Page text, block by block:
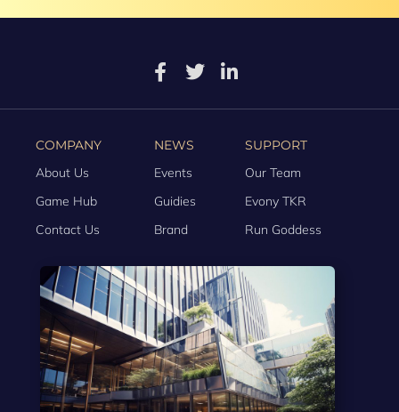
COMPANY
About Us
Game Hub
Contact Us
NEWS
Events
Guidies
Brand
SUPPORT
Our Team
Evony TKR
Run Goddess